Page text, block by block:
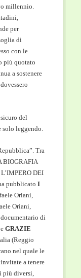
millennio.
per
di
con le
più quotato
a sostenere
del
solo leggendo.
Tra
BIOGRAFIA
DEI
pubblicato I
Oriani,
Oriani,
di
GRAZIE
(Reggio
nel quale le
a tenere
più diversi,